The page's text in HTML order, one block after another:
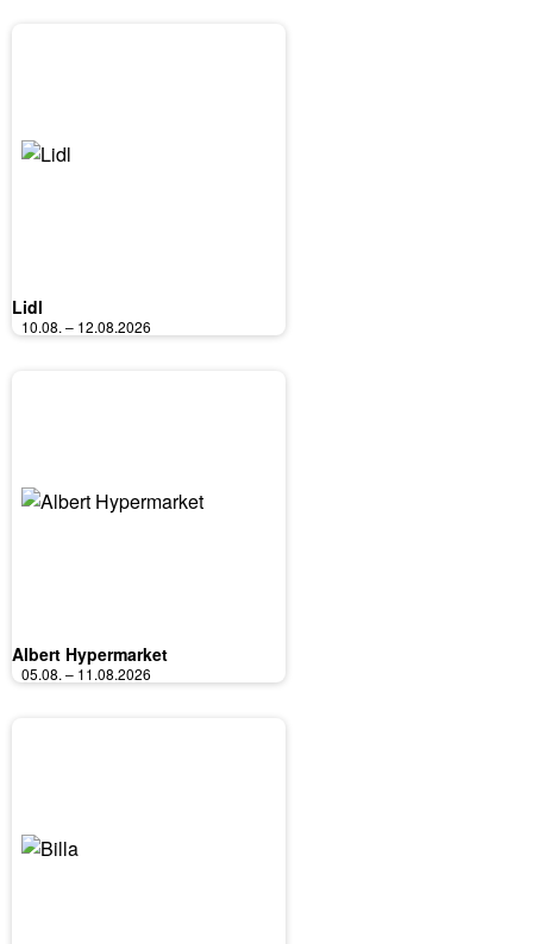
Lidl
10.08. – 12.08.2026
Albert Hypermarket
05.08. – 11.08.2026